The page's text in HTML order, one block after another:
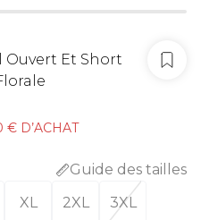
Ouvert Et Short
€ D’ACHAT
Guide des tailles
XL 2XL 3XL